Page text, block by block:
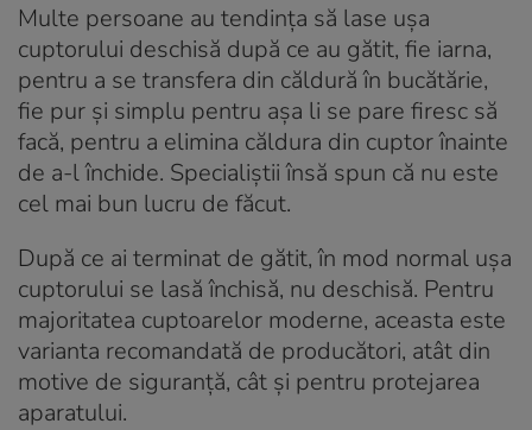
Multe persoane au tendința să lase ușa
cuptorului deschisă după ce au gătit, fie iarna,
pentru a se transfera din căldură în bucătărie,
fie pur și simplu pentru așa li se pare firesc să
facă, pentru a elimina căldura din cuptor înainte
de a-l închide. Specialiștii însă spun că nu este
cel mai bun lucru de făcut.
După ce ai terminat de gătit, în mod normal ușa
cuptorului se lasă închisă, nu deschisă. Pentru
majoritatea cuptoarelor moderne, aceasta este
varianta recomandată de producători, atât din
motive de siguranță, cât și pentru protejarea
aparatului.